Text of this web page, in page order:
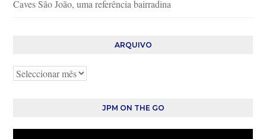
Caves São João, uma referência bairradina
ARQUIVO
Arquivo
JPM ON THE GO